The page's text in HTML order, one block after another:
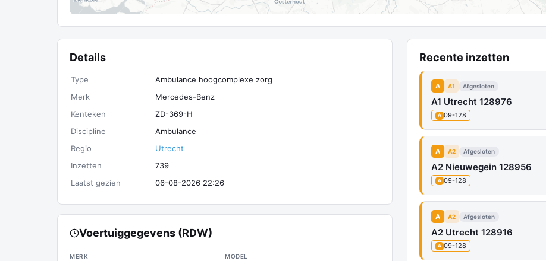
Details
Type
Ambulance hoogcomplexe zorg
Merk
Mercedes-Benz
Kenteken
ZD-369-H
Discipline
Ambulance
Regio
Utrecht
Inzetten
739
Laatst gezien
06-08-2026 22:26
Voertuiggegevens (RDW)
MERK MODEL
Recente inzetten
A A1 Afgesloten
A1 Utrecht 128976
A 09-128
A A2 Afgesloten
A2 Nieuwegein 128956
A 09-128
A A2 Afgesloten
A2 Utrecht 128916
A 09-128